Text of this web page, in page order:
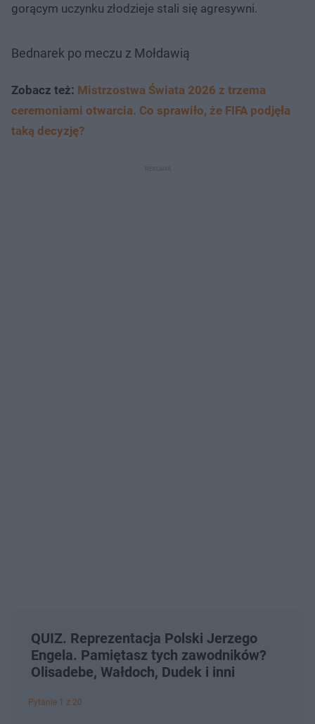
gorącym uczynku złodzieje stali się agresywni.
Bednarek po meczu z Mołdawią
Zobacz też: Mistrzostwa Świata 2026 z trzema
ceremoniami otwarcia. Co sprawiło, że FIFA podjęła
taką decyzję?
QUIZ. Reprezentacja Polski Jerzego
Engela. Pamiętasz tych zawodników?
Olisadebe, Wałdoch, Dudek i inni
Pytanie 1 z 20